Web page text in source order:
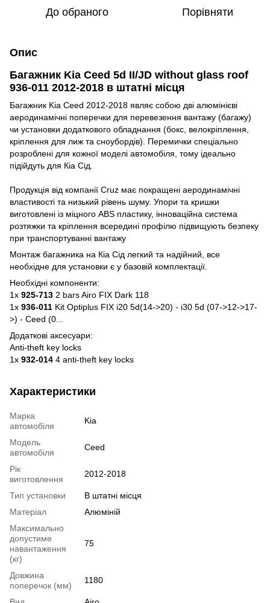
До обраного Порівняти
Опис
Багажник Kia Ceed 5d II/JD without glass roof
936-011 2012-2018 в штатні місця
Багажник Kia Ceed 2012-2018 являє собою дві алюмінієві
аеродинамічні поперечки для перевезення вантажу (багажу)
чи установки додаткового обладнання (бокс, велокріплення,
кріплення для лиж та сноубордів). Перемички спеціально
розроблені для кожної моделі автомобіля, тому ідеально
підійдуть для Кіа Сід.
Продукція від компанії Cruz має покращені аеродинамічні
властивості та низький рівень шуму. Упори та кришки
виготовлені із міцного ABS пластику, інноваційна система
розтяжки та кріплення всередині профілю підвищують безпеку
при транспортуванні вантажу
Монтаж багажника на Кіа Сід легкий та надійний, все
необхідне для установки є у базовій комплектації.
Необхідні компоненти:
1x 925-713 2 bars Airo FIX Dark 118
1x 936-011 Kit Optiplus FIX i20 5d(14->20) - i30 5d (07->12->17-
>) - Ceed (0...
Додаткові аксесуари:
Anti-theft key locks
1x 932-014 4 anti-theft key locks
Характеристики
Марка
автомобіля
Kia
Модель
автомобіля
Ceed
Рік
виготовлення
2012-2018
Тип установки
В штатні місця
Матеріал
Алюміній
Максимально
допустиме
навантаження
(кг)
75
Довжина
поперечок (мм)
1180